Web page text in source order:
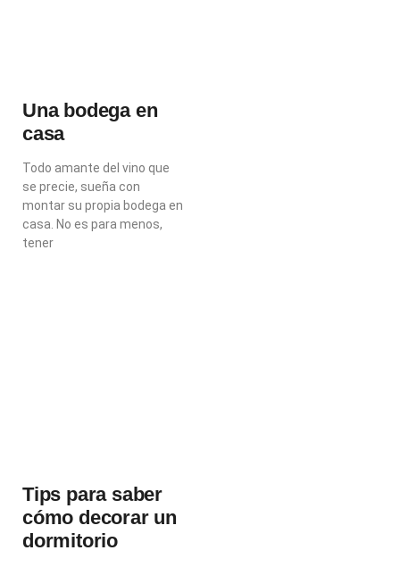
Una bodega en
casa
Todo amante del vino que
se precie, sueña con
montar su propia bodega en
casa. No es para menos,
tener
Tips para saber
cómo decorar un
dormitorio